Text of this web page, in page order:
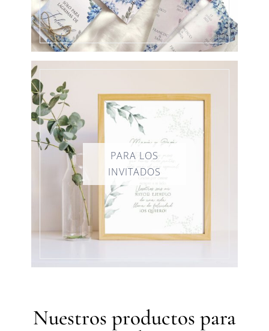
Nuestros productos para